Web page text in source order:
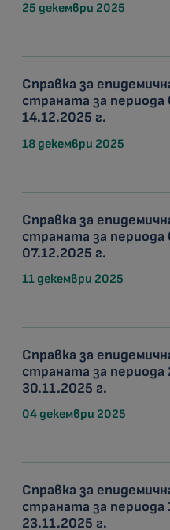
25 декември 2025
Справка за
страната за периода
14.12.2025 г.
18 декември 2025
Справка за
страната за периода
07.12.2025 г.
11 декември 2025
Справка за
страната за периода
30.11.2025 г.
04 декември 2025
Справка за
страната за периода
23.11.2025 г.